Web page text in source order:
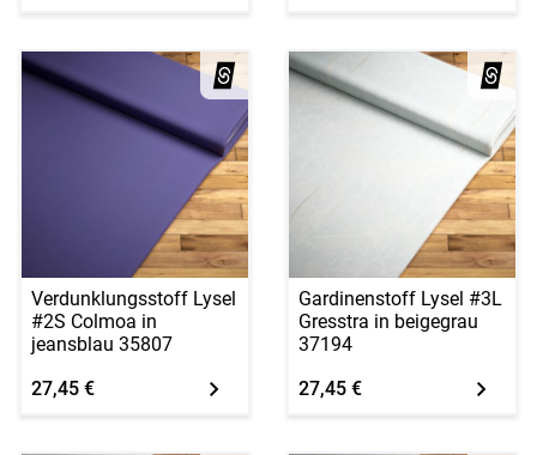
Verdunklungsstoff Lysel
#2S Colmoa in
jeansblau 35807
27,45 €
Gardinenstoff Lysel #3L
Gresstra in beigegrau
37194
27,45 €